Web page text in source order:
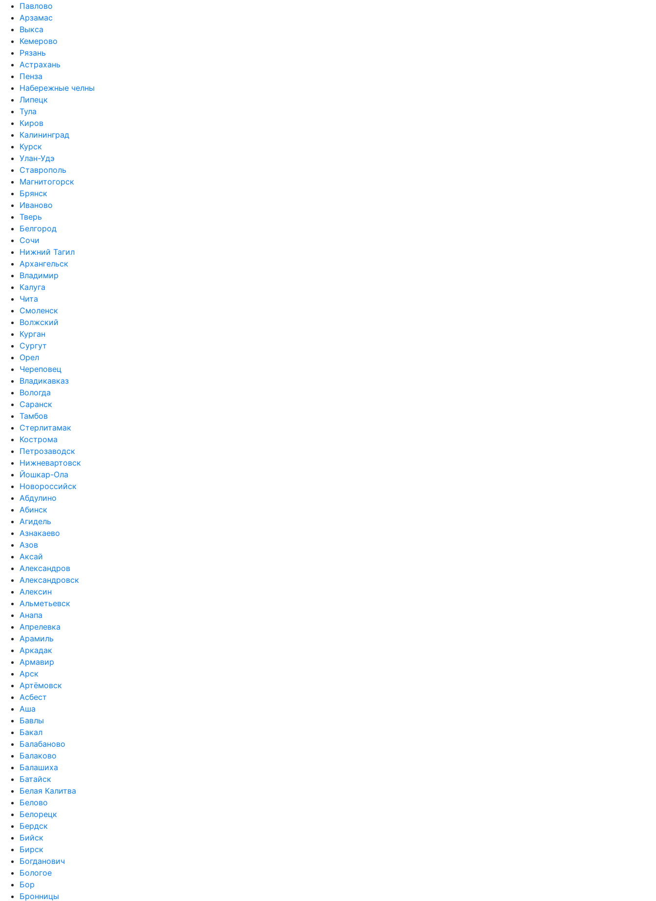
Павлово
Арзамас
Выкса
Кемерово
Рязань
Астрахань
Пенза
Набережные челны
Липецк
Тула
Киров
Калининград
Курск
Улан-Удэ
Ставрополь
Магнитогорск
Брянск
Иваново
Тверь
Белгород
Сочи
Нижний Тагил
Архангельск
Владимир
Калуга
Чита
Смоленск
Волжский
Курган
Сургут
Орел
Череповец
Владикавказ
Вологда
Саранск
Тамбов
Стерлитамак
Кострома
Петрозаводск
Нижневартовск
Йошкар-Ола
Новороссийск
Абдулино
Абинск
Агидель
Азнакаево
Азов
Аксай
Александров
Александровск
Алексин
Альметьевск
Анапа
Апрелевка
Арамиль
Аркадак
Армавир
Арск
Артёмовск
Асбест
Аша
Бавлы
Бакал
Балабаново
Балаково
Балашиха
Батайск
Белая Калитва
Белово
Белорецк
Бердск
Бийск
Бирск
Богданович
Бологое
Бор
Бронницы